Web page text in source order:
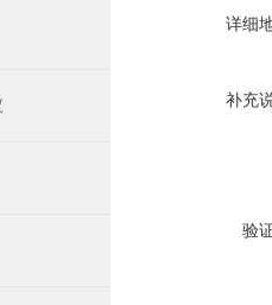
详细
补充
验